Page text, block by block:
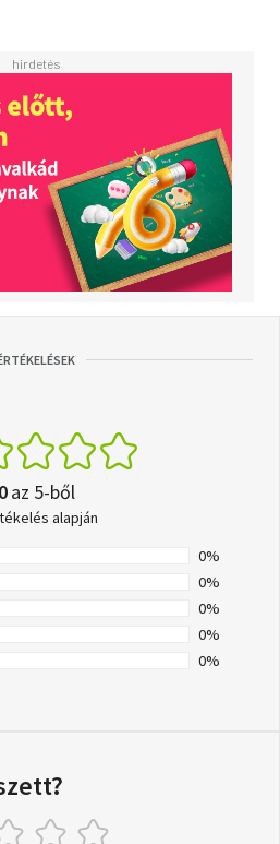
0az 5-ből
alapján
0%
0%
0%
0%
0%